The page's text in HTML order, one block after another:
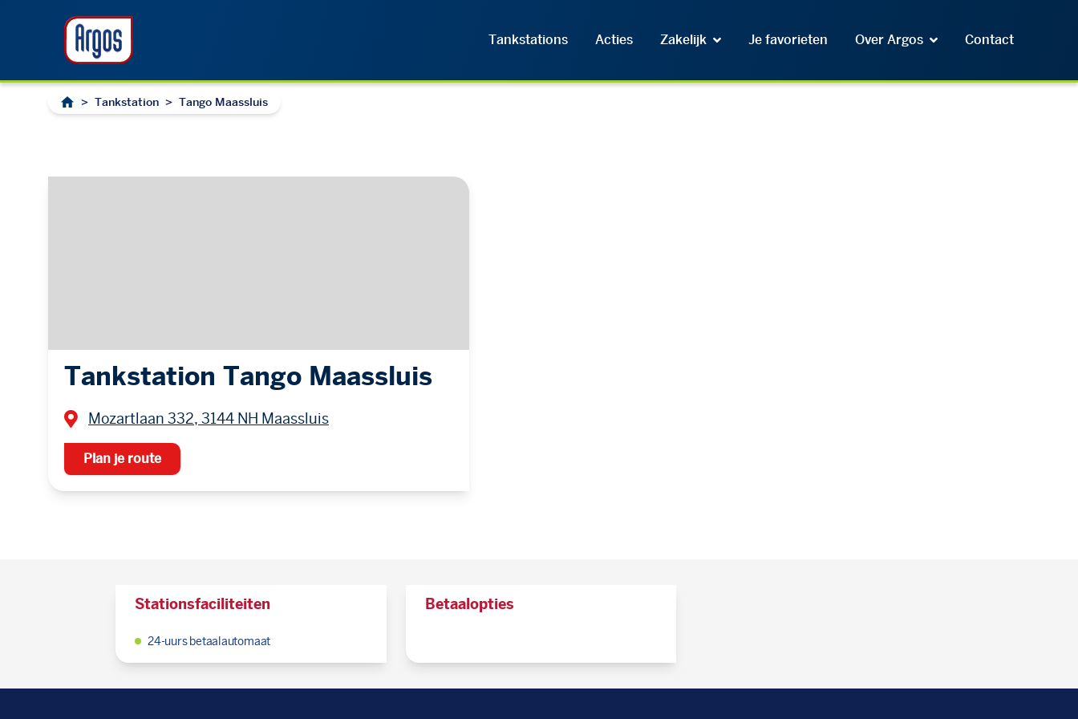
Tankstations Acties Zakelijk Je favorieten Over Argos Contact
> Tankstation > Tango Maassluis
Tankstation Tango Maassluis
Mozartlaan 332, 3144 NH Maassluis
Plan je route
Stationsfaciliteiten
24-uurs betaalautomaat
Betaalopties